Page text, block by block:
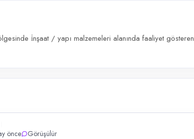
i̇nşaat / yapı malzemeleri alanında faaliyet gösteren
önce Görüşülür